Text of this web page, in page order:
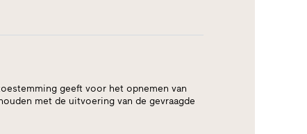
geeft voor het opnemen van
met de uitvoering van de gevraagde